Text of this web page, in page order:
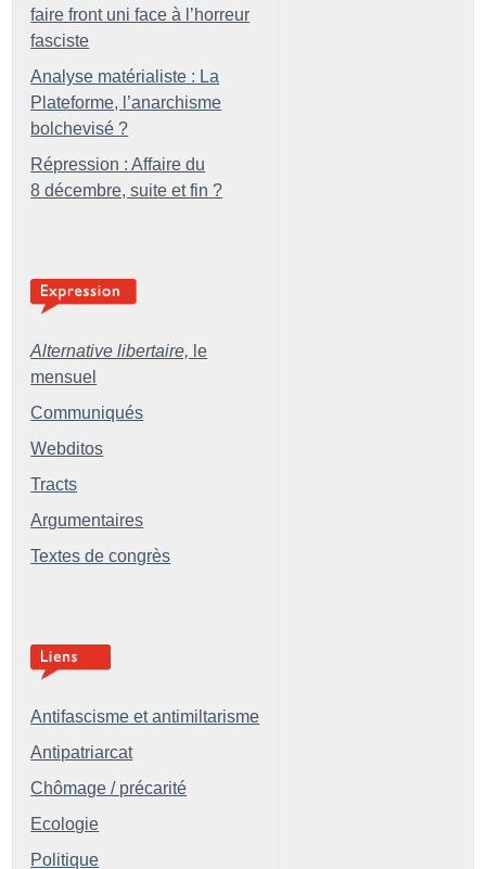
faire front uni face à l’horreur
fasciste
Analyse matérialiste : La
Plateforme, l’anarchisme
bolchevisé ?
Répression : Affaire du
8 décembre, suite et fin ?
Alternative libertaire, le
mensuel
Communiqués
Webditos
Tracts
Argumentaires
Textes de congrès
Antifascisme et antimiltarisme
Antipatriarcat
Chômage / précarité
Ecologie
Politique